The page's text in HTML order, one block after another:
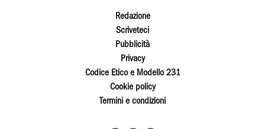
Redazione
Scriveteci
Pubblicità
Privacy
Codice Etico e Modello 231
Cookie policy
Termini e condizioni